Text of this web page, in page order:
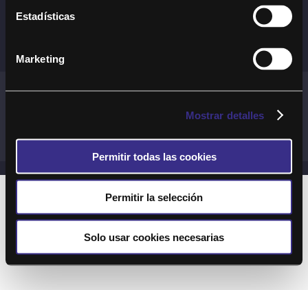
Estadísticas
Marketing
Mostrar detalles
Permitir todas las cookies
Permitir la selección
Solo usar cookies necesarias
Copyright © 2020. Todos los derechos
Términos y Cond. Generales de uso del Servicio
Preguntas Frecuentes